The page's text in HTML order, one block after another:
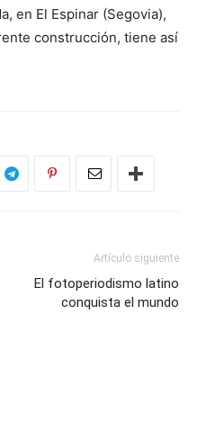
en El Espinar (Segovia),
construcción, tiene así
Artículo siguiente
El fotoperiodismo latino
conquista el mundo